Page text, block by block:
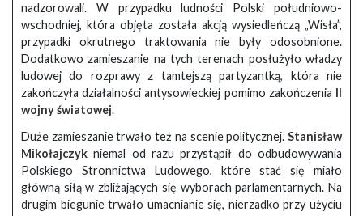
nadzorowali. W przypadku ludności Polski południowo-
wschodniej, która objęta została akcją wysiedleńczą „Wisła”,
przypadki okrutnego traktowania nie były odosobnione.
Dodatkowo zamieszanie na tych terenach posłużyło władzy
ludowej do rozprawy z tamtejszą partyzantką, która nie
zakończyła działalności antysowieckiej pomimo zakończenia II
wojny światowej.
Duże zamieszanie trwało też na scenie politycznej. Stanisław
Mikołajczyk niemal od razu przystąpił do odbudowywania
Polskiego Stronnictwa Ludowego, które stać się miało
główną siłą w zbliżających się wyborach parlamentarnych. Na
drugim biegunie trwało umacnianie się, nierzadko przy użyciu